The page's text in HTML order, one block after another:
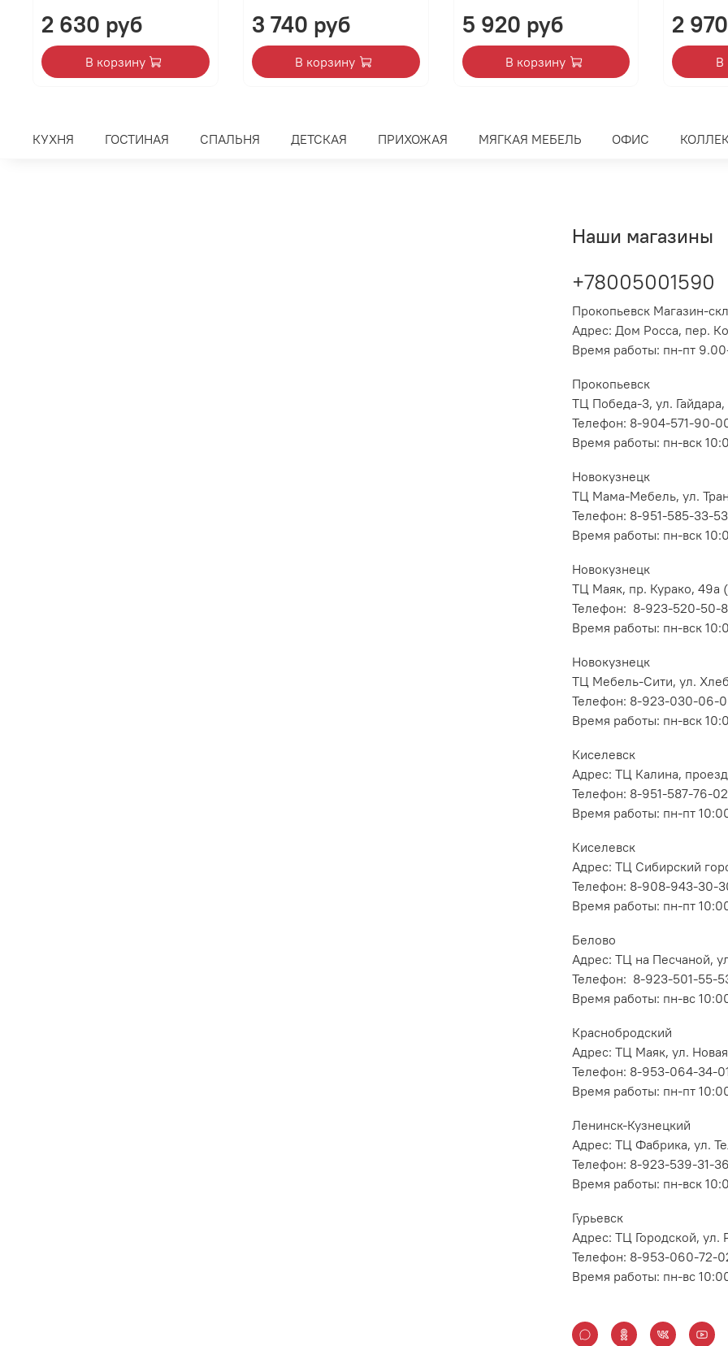
2 630 руб
В корзину
3 740 руб
В корзину
5 920 руб
В корзину
2
В
КУХНЯ ГОСТИНАЯ СПАЛЬНЯ ДЕТСКАЯ ПРИХОЖАЯ МЯГКАЯ МЕБЕЛЬ ОФИС
Наши магазины
+78005001590
Прокопьевск Магазин-
Адрес: Дом Росса, пер.
Время работы: пн-пт
Прокопьевск
ТЦ Победа-3, ул. Гайдара,
Телефон: 8-904-571-90-
Время работы: пн-вск
Новокузнецк
ТЦ Мама-Мебель, ул.
Телефон: 8-951-585-33-53
Время работы: пн-вск
Новокузнецк
ТЦ Маяк, пр. Курако, 49а
Телефон: 8-923-520-50-
Время работы: пн-вск
Новокузнецк
ТЦ Мебель-Сити, ул.
Телефон: 8-923-030-06-
Время работы: пн-вск
Киселевск
Адрес: ТЦ Калина,
Телефон: 8-951-587-76-02
Время работы: пн-пт
Киселевск
Адрес: ТЦ Сибирский
Телефон: 8-908-943-30-
Время работы: пн-пт
Белово
Адрес: ТЦ на Песчаной,
Телефон: 8-923-501-55-
Время работы: пн-вс
Краснобродский
Адрес: ТЦ Маяк, ул.
Телефон: 8-953-064-34-
Время работы: пн-пт
Ленинск-Кузнецкий
Адрес: ТЦ Фабрика, ул.
Телефон: 8-923-539-31-
Время работы: пн-вск
Гурьевск
Адрес: ТЦ Городской,
Телефон: 8-953-060-72-
Время работы: пн-вс